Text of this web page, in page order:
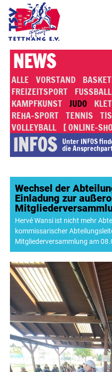
NEWS
ALLE VORSTAND
FREIZEITSPORT FUSSBALL
KAMPFKUNST JUDO
REHA-SPORT TENNIS
VOLLEYBALL [ ONLINE-
INFOS Unter INFOS
die
Wechsel der
Einladung zur
Hervé Wansi ist nicht mehr
kommissarischer
Mitgliederversammlung am